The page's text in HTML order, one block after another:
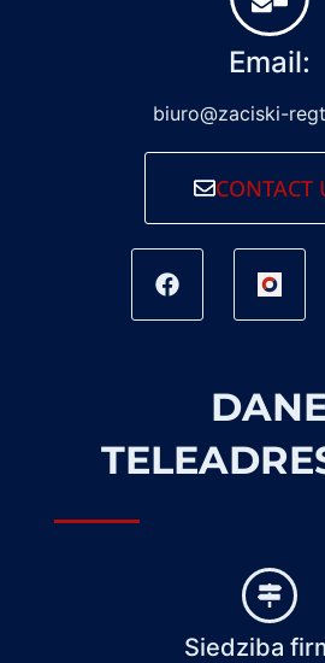
Email:
biuro@zaciski-
CONTACT
Siedziba